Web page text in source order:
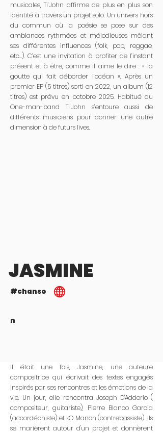
musicales, Ti’John affirme de plus en plus son
identité à travers un projet solo. Un univers hors
du commun où la poésie se pose sur des
ambiances rythmées et mélodieuses mêlant
ses différentes influences (folk, pop, reggae,
etc…). C’est une invitation à profiter de l’instant
présent et à être, comme il aime le dire : « la
goutte qui fait déborder l’océan ». Après un
premier EP (5 titres) sorti en 2022, un album (12
titres) est prévu en octobre 2025. Habitué du
One-man-band Ti’John s’entoure aussi de
différents musiciens pour donner une autre
dimension à de futurs lives.
JASMINE
#chanso
n
Il était une fois, Jasmine, une auteure
compositrice qui écrivait des textes engagés
inspirés par ses rencontres et les émotions de la
vie. Un jour, elle rencontra Joseph D'Adderio (
compositeur, guitariste), Pierre Blanco Garcia
(accordéoniste) et kO Manon (contrebassiste). Ils
se marièrent autour d'un projet et donnèrent